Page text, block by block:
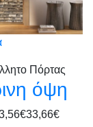
Πόρτας
όψη
33,66€